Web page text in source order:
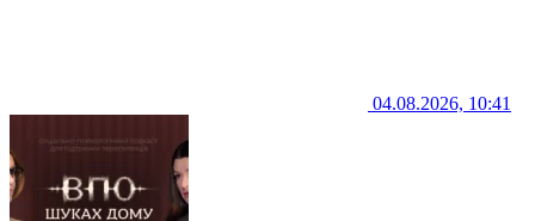
04.08.2026, 10:41